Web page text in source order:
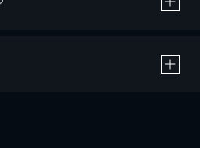
カード決済による作品の購入 / レンタルです。
購入 / レンタルは、20％のポイント還元です。